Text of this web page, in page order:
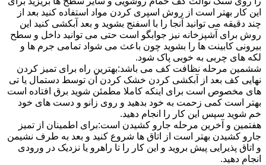
این کار بهتر است از روش اسپری کردن مواد استفاده کنید بعد از
چند دقیقه می توانید آنجا را با اسفنج بشوید و بعد آبکشی کنید این
روش برای آشپزخانه نیز جوابگو است حتی می توانید داخل و سطح
بیرونی کابینت ها را بشوید چون باعث می شواد تمامی جرم ها و
لکه های چربی به خوبی پاک شود.
ششمین مرحله نظافت کف می باشد:بهترین راه برای تمیز کردن
نهایی کف بعد از آبکشی کردن خشک کردن آن توسط دستمال یا تی
های مخصوص است برای اینکه کاملا مطمئن شوید برق افتاده است
بهتر است کمی زحمت به خود بدهید و روی زانو و دست های خود
خم شوید سپس این کار را انجام دهید.
هفتمین و آخرین مرحله جارو کشیدن است:برای اطمینان از تمیز
جارو کشیدن بهتر است از اتاق ها شروع کنید و بعد به طرف نشیمن
و اتاق پذیرایی پیش بروید و این کار را تا راهرو یا نزدیک در ورودی
انجام دهید.